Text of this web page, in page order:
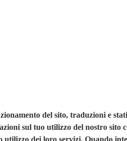
del sito, traduzioni e
sul tuo utilizzo del nostro sito
dei loro servizi. Quando